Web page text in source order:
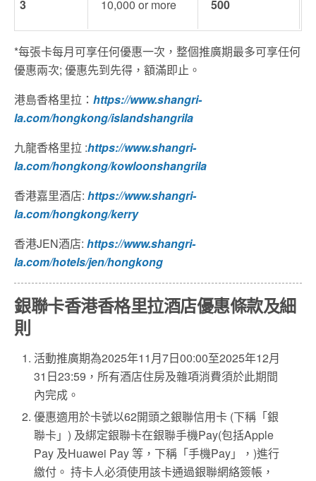
3 10,000 or more 500
*每張卡每月可享任何優惠一次，整個推廣期最多可享任何
優惠兩次; 優惠先到先得，額滿即止。
港島香格里拉 ： https://www.shangri-
la.com/hongkong/islandshangrila
九龍香格里拉 :https://www.shangri-
la.com/hongkong/kowloonshangrila
香港嘉里酒店: https://www.shangri-
la.com/hongkong/kerry
香港JEN酒店: https://www.shangri-
la.com/hotels/jen/hongkong
銀聯卡香港香格里拉酒店優惠條款及細
則
活動推廣期為2025年11月7日00:00至2025年12月
31 日23:59 ，所有酒店住房及雜項消費須於此期間
內完成。
優惠適用於卡號以62開頭之銀聯信用卡 (下稱「銀
聯卡」) 及綁定銀聯卡在銀聯手機Pay(包括Apple
Pay 及Huawei Pay 等，下稱「手機Pay」，)進行
繳付。 持卡人必須使用該卡通過銀聯網絡簽帳，